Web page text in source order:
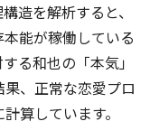
造を解析すると、
能が稼働している
る和也の「本気」
、正常な恋愛プロ
算しています。